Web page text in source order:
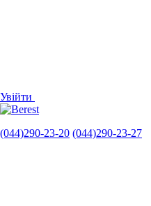
Увійти
(044)290-23-20 (044)290-23-27